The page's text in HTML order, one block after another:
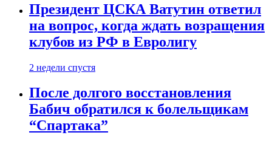
Президент ЦСКА Ватутин ответил
на вопрос, когда ждать возращения
клубов из РФ в Евролигу
2 недели спустя
После долгого восстановления
Бабич обратился к болельщикам
“Спартака”